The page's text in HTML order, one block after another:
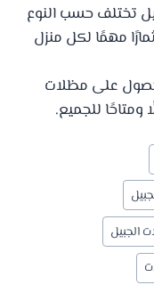
تختلف حسب النوع
مهمًا لكل منزل
على مظلات
ومتاحًا للجميع.
الجبيل